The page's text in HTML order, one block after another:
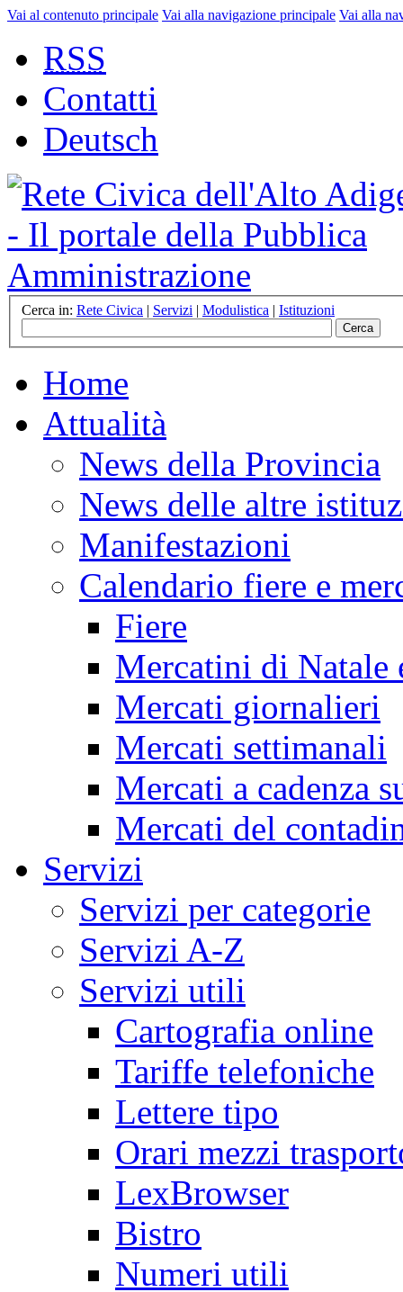
Vai al contenuto principale Vai alla navigazione principale Vai alla
RSS
Contatti
Deutsch
Cerca in: Rete Civica | Servizi | Modulistica | Istituzioni
Home
Attualità
News della Provincia
News delle altre
Manifestazioni
Calendario fiere e
Fiere
Mercatini di Natale
Mercati giornalieri
Mercati settimanali
Mercati a cadenza
Mercati del
Servizi
Servizi per categorie
Servizi A-Z
Servizi utili
Cartografia online
Tariffe telefoniche
Lettere tipo
Orari mezzi
LexBrowser
Bistro
Numeri utili